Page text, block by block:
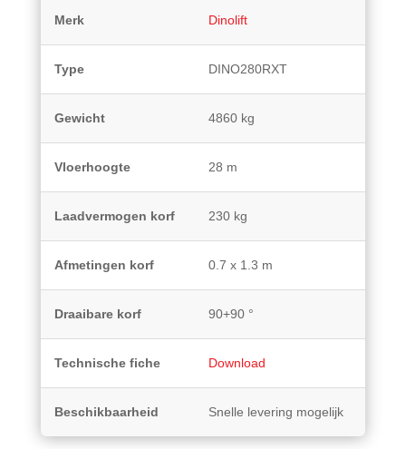
Merk Dinolift
Type DINO280RXT
Gewicht 4860 kg
Vloerhoogte 28 m
Laadvermogen korf 230 kg
Afmetingen korf 0.7 x 1.3 m
Draaibare korf 90+90 °
Technische fiche Download
Beschikbaarheid Snelle levering mogelijk